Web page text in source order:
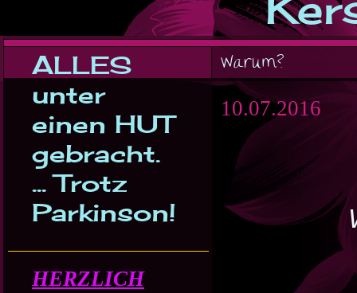
ALLES
unter
einen HUT
gebracht.
... Trotz
Parkinson!
HERZLICH
Warum?
10.07.2016